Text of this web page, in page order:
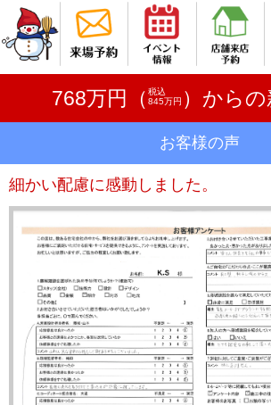
768万円（ 税込
845万円 ）から
お客様の声
細かい配慮に感動しました。